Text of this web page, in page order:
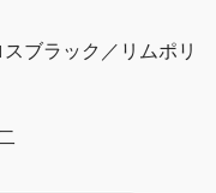
ブラック／リムポリ